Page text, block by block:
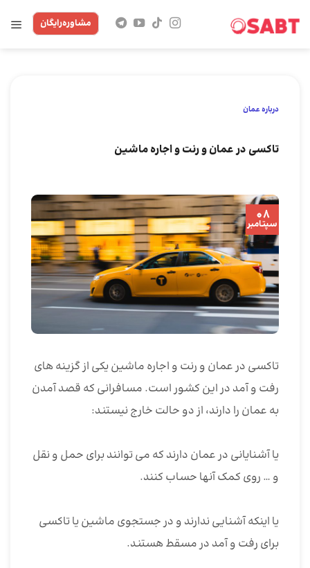
مشاوره‌رایگان
درباره عمان
تاکسی در عمان و رنت و اجاره ماشین
08
سپتامبر
تاکسی در عمان و رنت و اجاره ماشین یکی از گزینه های
رفت و آمد در این کشور است. مسافرانی که قصد آمدن
به عمان را دارند، از دو حالت خارج نیستند:
یا آشنایانی در عمان دارند که می توانند برای حمل و نقل
و … روی کمک آنها حساب کنند.
یا اینکه آشنایی ندارند و در جستجوی ماشین یا تاکسی
برای رفت و آمد در مسقط هستند.